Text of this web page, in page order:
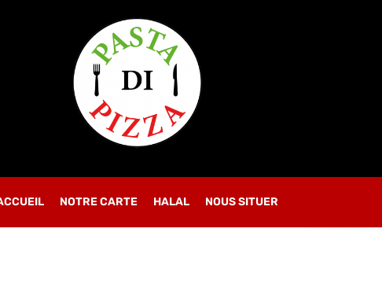
MOT DE PASSE OBLIGATOIRE
Mot de passe perdu ?
NOTRE CARTE HALAL NOUS SITUER